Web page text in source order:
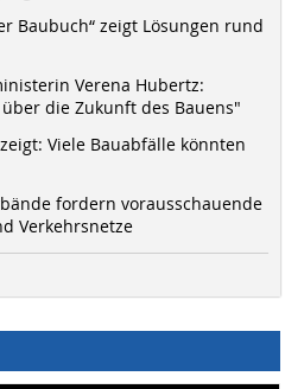
Baubuch“ zeigt Lösungen rund
Verena Hubertz:
die Zukunft des Bauens"
Viele Bauabfälle könnten
fordern vorausschauende
Verkehrsnetze